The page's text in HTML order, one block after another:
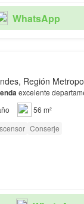
WhatsApp
Región
excelente
56 m²
Conserje